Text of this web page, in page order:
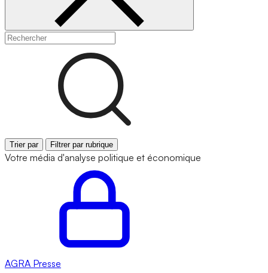
Trier par Filtrer par rubrique
Votre média d'analyse politique et économique
AGRA Presse